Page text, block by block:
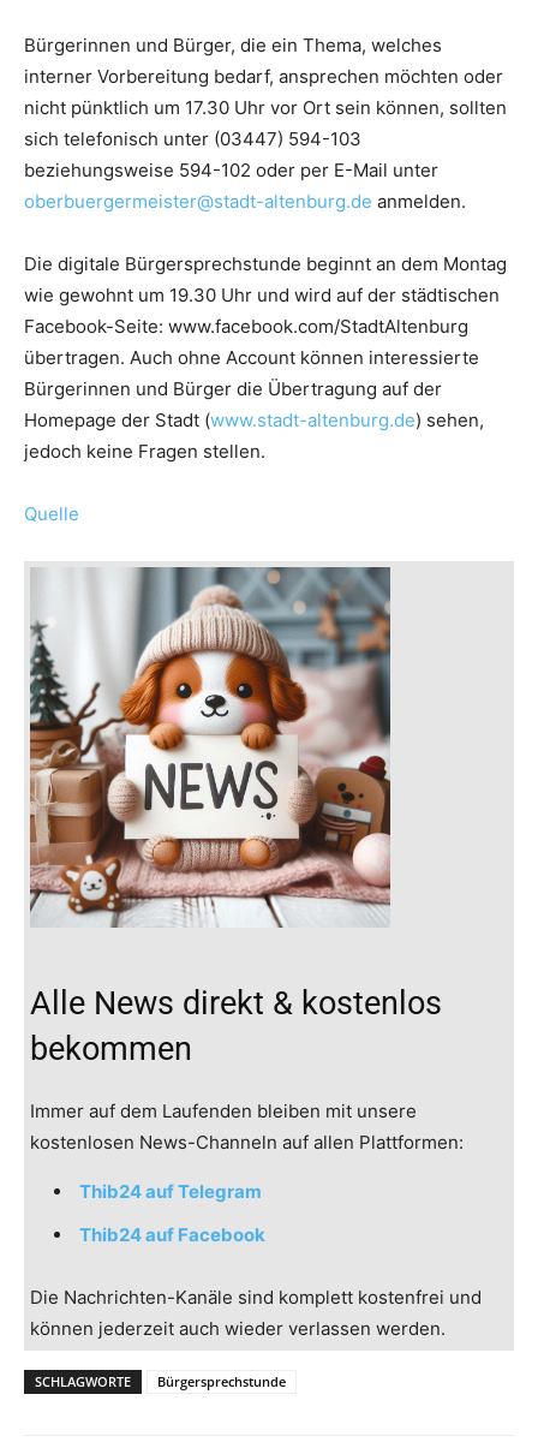
Bürgerinnen und Bürger, die ein Thema, welches
interner Vorbereitung bedarf, ansprechen möchten oder
nicht pünktlich um 17.30 Uhr vor Ort sein können, sollten
sich telefonisch unter (03447) 594-103
beziehungsweise 594-102 oder per E-Mail unter
oberbuergermeister@stadt-altenburg.de anmelden.
Die digitale Bürgersprechstunde beginnt an dem Montag
wie gewohnt um 19.30 Uhr und wird auf der städtischen
Facebook-Seite: www.facebook.com/StadtAltenburg
übertragen. Auch ohne Account können interessierte
Bürgerinnen und Bürger die Übertragung auf der
Homepage der Stadt (www.stadt-altenburg.de) sehen,
jedoch keine Fragen stellen.
Quelle
Alle News direkt & kostenlos
bekommen
Immer auf dem Laufenden bleiben mit unsere
kostenlosen News-Channeln auf allen Plattformen:
Thib24 auf Telegram
Thib24 auf Facebook
Die Nachrichten-Kanäle sind komplett kostenfrei und
können jederzeit auch wieder verlassen werden.
SCHLAGWORTE Bürgersprechstunde